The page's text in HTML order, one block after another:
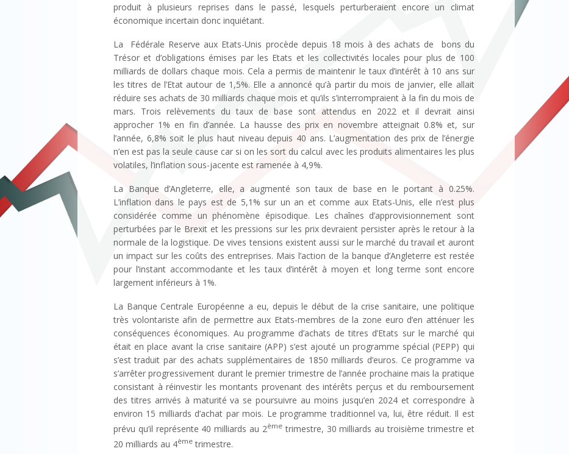
produit à plusieurs reprises dans le passé, lesquels perturberaient encore un climat
économique incertain donc inquiétant.
La Fédérale Reserve aux Etats-Unis procède depuis 18 mois à des achats de bons du
Trésor et d’obligations émises par les Etats et les collectivités locales pour plus de 100
milliards de dollars chaque mois. Cela a permis de maintenir le taux d’intérêt à 10 ans sur
les titres de l’Etat autour de 1,5%. Elle a annoncé qu’à partir du mois de janvier, elle allait
réduire ses achats de 30 milliards chaque mois et qu’ils s’interrompraient à la fin du mois de
mars. Trois relèvements du taux de base sont attendus en 2022 et il devrait ainsi
approcher 1% en fin d’année. La hausse des prix en novembre atteignait 0.8% et, sur
l’année, 6,8% soit le plus haut niveau depuis 40 ans. L’augmentation des prix de l’énergie
n’en est pas la seule cause car si on les sort du calcul avec les produits alimentaires les plus
volatiles, l’inflation sous-jacente est ramenée à 4,9%.
La Banque d’Angleterre, elle, a augmenté son taux de base en le portant à 0.25%.
L’inflation dans le pays est de 5,1% sur un an et comme aux Etats-Unis, elle n’est plus
considérée comme un phénomène épisodique. Les chaînes d’approvisionnement sont
perturbées par le Brexit et les pressions sur les prix devraient persister après le retour à la
normale de la logistique. De vives tensions existent aussi sur le marché du travail et auront
un impact sur les coûts des entreprises. Mais l’action de la banque d’Angleterre est restée
pour l’instant accommodante et les taux d’intérêt à moyen et long terme sont encore
largement inférieurs à 1%.
La Banque Centrale Européenne a eu, depuis le début de la crise sanitaire, une politique
très volontariste afin de permettre aux Etats-membres de la zone euro d’en atténuer les
conséquences économiques. Au programme d’achats de titres d’Etats sur le marché qui
était en place avant la crise sanitaire (APP) s’est ajouté un programme spécial (PEPP) qui
s’est traduit par des achats supplémentaires de 1850 milliards d’euros. Ce programme va
s’arrêter progressivement durant le premier trimestre de l’année prochaine mais la pratique
consistant à réinvestir les montants provenant des intérêts perçus et du remboursement
des titres arrivés à maturité va se poursuivre au moins jusqu’en 2024 et correspondre à
environ 15 milliards d’achat par mois. Le programme traditionnel va, lui, être réduit. Il est
prévu qu’il représente 40 milliards au 2èmetrimestre, 30 milliards au troisième trimestre et
20 milliards au 4èmetrimestre.